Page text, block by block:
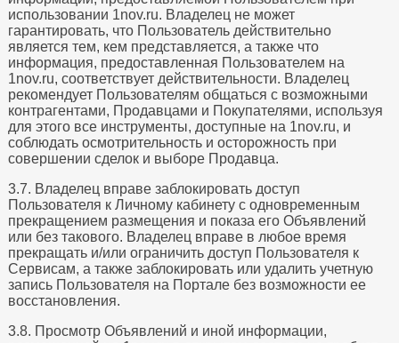
использовании 1nov.ru. Владелец не может
гарантировать, что Пользователь действительно
является тем, кем представляется, а также что
информация, предоставленная Пользователем на
1nov.ru, соответствует действительности. Владелец
рекомендует Пользователям общаться с возможными
контрагентами, Продавцами и Покупателями, используя
для этого все инструменты, доступные на 1nov.ru, и
соблюдать осмотрительность и осторожность при
совершении сделок и выборе Продавца.
3.7. Владелец вправе заблокировать доступ
Пользователя к Личному кабинету с одновременным
прекращением размещения и показа его Объявлений
или без такового. Владелец вправе в любое время
прекращать и/или ограничить доступ Пользователя к
Сервисам, а также заблокировать или удалить учетную
запись Пользователя на Портале без возможности ее
восстановления.
3.8. Просмотр Объявлений и иной информации,